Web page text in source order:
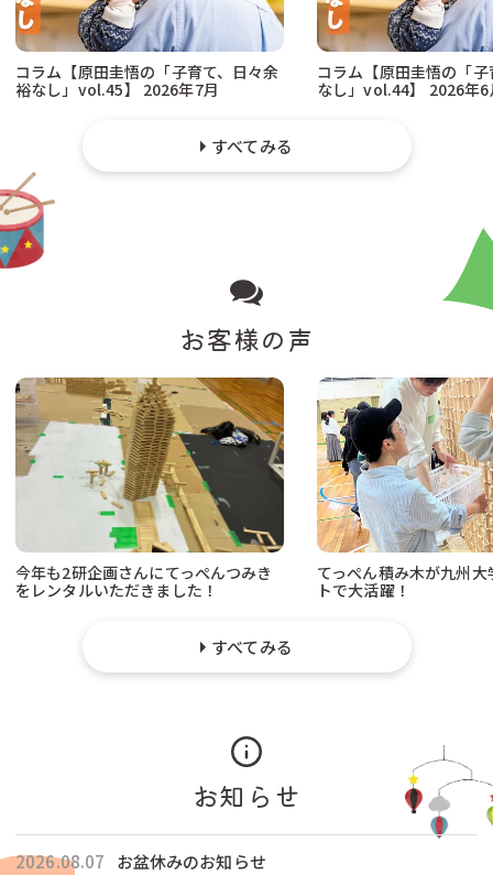
コラム【原田圭悟の「子育て、日々余
裕なし」vol.45】 2026年7月
コラム【原田圭悟の「
なし」vol.44】 2026年6
すべてみる
お客様の声
今年も2研企画さんにてっぺんつみき
をレンタルいただきました！
てっぺん積み木が九州
トで大活躍！
すべてみる
お知らせ
2026.08.07 お盆休みのお知らせ